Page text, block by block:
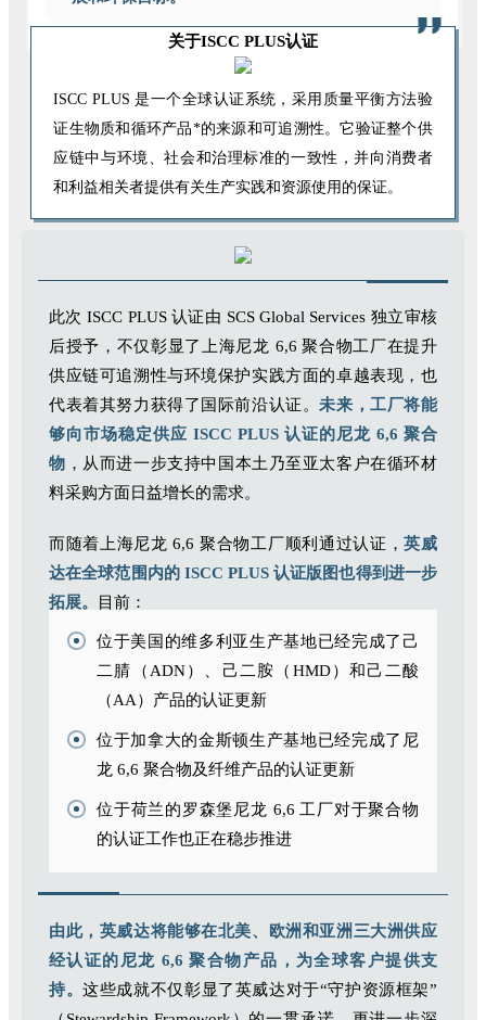
关于ISCC PLUS认证
ISCC PLUS 是一个全球认证系统，采用质量平衡方法验
证生物质和循环产品*的来源和可追溯性。它验证整个供
应链中与环境、社会和治理标准的一致性，并向消费者
和利益相关者提供有关生产实践和资源使用的保证。
此次 ISCC PLUS 认证由 SCS Global Services 独立审核
后授予，不仅彰显了上海尼龙 6,6 聚合物工厂在提升
供应链可追溯性与环境保护实践方面的卓越表现，也
代表着其努力获得了国际前沿认证。未来，工厂将能
够向市场稳定供应 ISCC PLUS 认证的尼龙 6,6 聚合
物 ，从而进一步支持中国本土乃至亚太客户在循环材
料采购方面日益增长的需求。
而随着上海尼龙 6,6 聚合物工厂顺利通过认证，英威
达在全球范围内的 ISCC PLUS 认证版图也得到进一步
拓展。
目前：
位于美国的维多利亚生产基地已经完成了己
二腈（ADN）、己二胺（HMD）和己二酸
（AA）产品的认证更新
位于加拿大的金斯顿生产基地已经完成了尼
龙 6,6 聚合物及纤维产品的认证更新
位于荷兰的罗森堡尼龙 6,6 工厂对于聚合物
的认证工作也正在稳步推进
由此，英威达将能够在北美、欧洲和亚洲三大洲供应
经认证的尼龙 6,6 聚合物产品，为全球客户提供支
持。这些成就不仅彰显了英威达对于“守护资源框架”